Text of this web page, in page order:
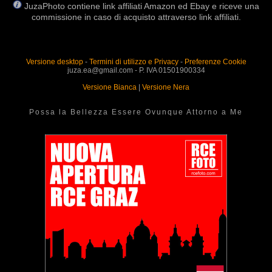
JuzaPhoto contiene link affiliati Amazon ed Ebay e riceve una
commissione in caso di acquisto attraverso link affiliati.
Versione desktop- Termini di utilizzo e Privacy- Preferenze Cookie
juza.ea@gmail.com - P. IVA 01501900334
Versione Bianca | Versione Nera
Possa la Bellezza Essere Ovunque Attorno a Me